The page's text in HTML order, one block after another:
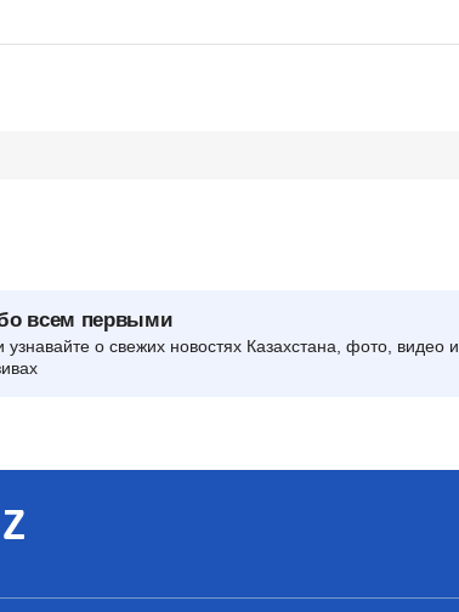
всем первыми
о свежих новостях Казахстана, фото, видео и